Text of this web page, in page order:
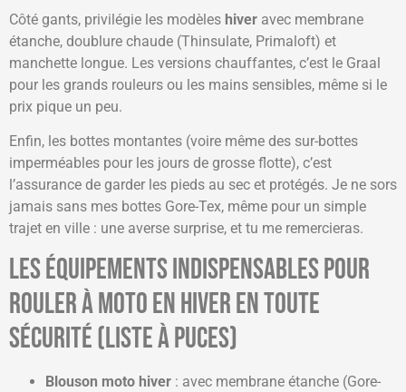
Côté gants, privilégie les modèles hiver avec membrane
étanche, doublure chaude (Thinsulate, Primaloft) et
manchette longue. Les versions chauffantes, c’est le Graal
pour les grands rouleurs ou les mains sensibles, même si le
prix pique un peu.
Enfin, les bottes montantes (voire même des sur-bottes
imperméables pour les jours de grosse flotte), c’est
l’assurance de garder les pieds au sec et protégés. Je ne sors
jamais sans mes bottes Gore-Tex, même pour un simple
trajet en ville : une averse surprise, et tu me remercieras.
Les équipements indispensables pour
rouler à moto en hiver en toute
sécurité (liste à puces)
Blouson moto hiver : avec membrane étanche (Gore-